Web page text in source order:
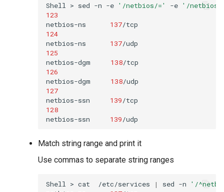
Shell > sed -n -e '/netbios/=' -e '/
123
netbios-ns
137/tcp
124
netbios-ns
137
125
netbios-dgm
138/tcp
126
netbios-dgm
138
127
netbios-ssn
139/tcp
128
netbios-ssn
139
Match string range and print it
Use commas to separate string ranges
Shell > cat /etc/services | sed -n
'/